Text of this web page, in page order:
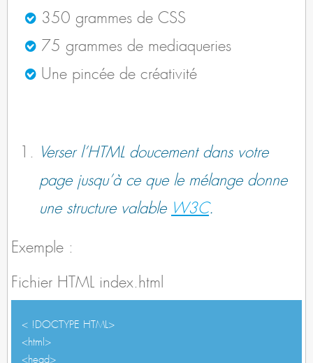
350 grammes de CSS
75 grammes de mediaqueries
Une pincée de créativité
Verser l’HTML doucement dans votre
page jusqu’à ce que le mélange donne
une structure valable W3C.
Exemple :
Fichier HTML index.html
< !DOCTYPE HTML>
<html>
<head>